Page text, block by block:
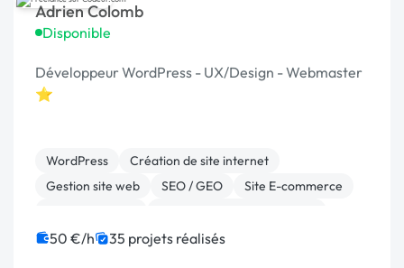
Adrien Colomb
Disponible
Développeur WordPress - UX/Design - Webmaster
⭐
WordPress
Création de site internet
Gestion site web
SEO / GEO
Site E-commerce
Experience utilisateur
Charte graphique
50 €/h 35 projets réalisés